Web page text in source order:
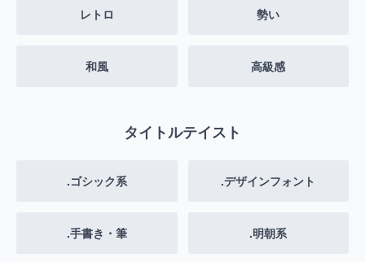
レトロ 勢い
和風 高級感
タイトルテイスト
.ゴシック系 .デザインフォント
.手書き・筆 .明朝系